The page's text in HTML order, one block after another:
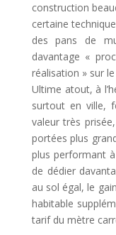
construction
certaine
des pans de
davantage «
réalisation » sur
Ultime atout, à
surtout en ville,
valeur très
portées plus
plus performant
de dédier
au sol égal, le
habitable
tarif du mètre